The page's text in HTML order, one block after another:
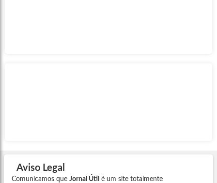
Aviso Legal
Comunicamos que Jornal Útil é um site totalmente